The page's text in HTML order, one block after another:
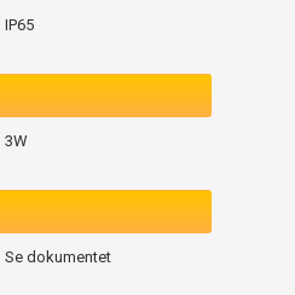
IP65
3W
Se dokumentet